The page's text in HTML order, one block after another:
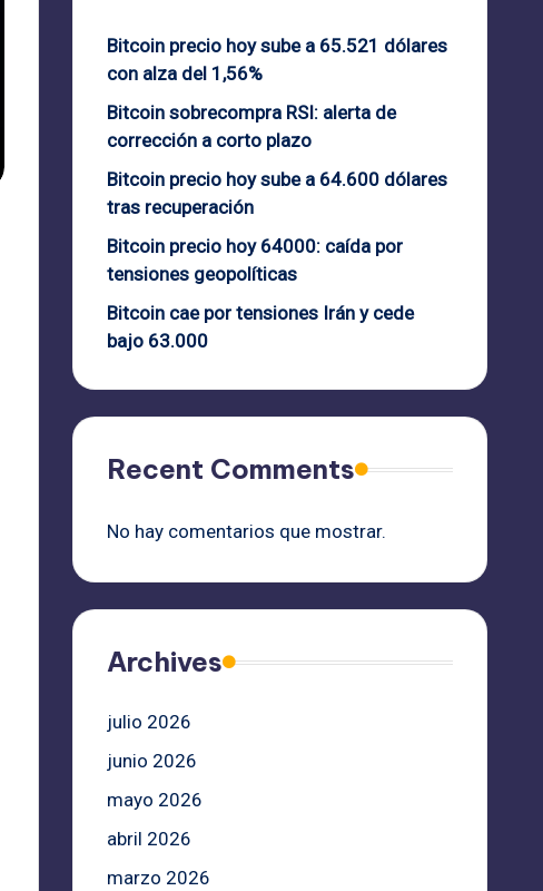
Bitcoin precio hoy sube a 65.521 dólares
con alza del 1,56%
Bitcoin sobrecompra RSI: alerta de
corrección a corto plazo
Bitcoin precio hoy sube a 64.600 dólares
tras recuperación
Bitcoin precio hoy 64000: caída por
tensiones geopolíticas
Bitcoin cae por tensiones Irán y cede
bajo 63.000
Recent Comments
No hay comentarios que mostrar.
Archives
julio 2026
junio 2026
mayo 2026
abril 2026
marzo 2026